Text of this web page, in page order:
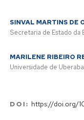
SINVAL MARTINS DE
Secretaria de Estado da
MARILENE RIBEIRO
Universidade de Uberaba
DOI: https://doi.org/